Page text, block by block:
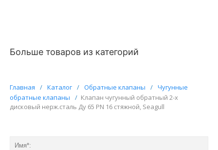
Больше товаров из категорий
Главная / Каталог / Обратные клапаны / Чугунные
обратные клапаны
/ Клапан чугунный обратный 2-х
дисковый нерж.сталь Ду 65 PN 16 стяжной, Seagull